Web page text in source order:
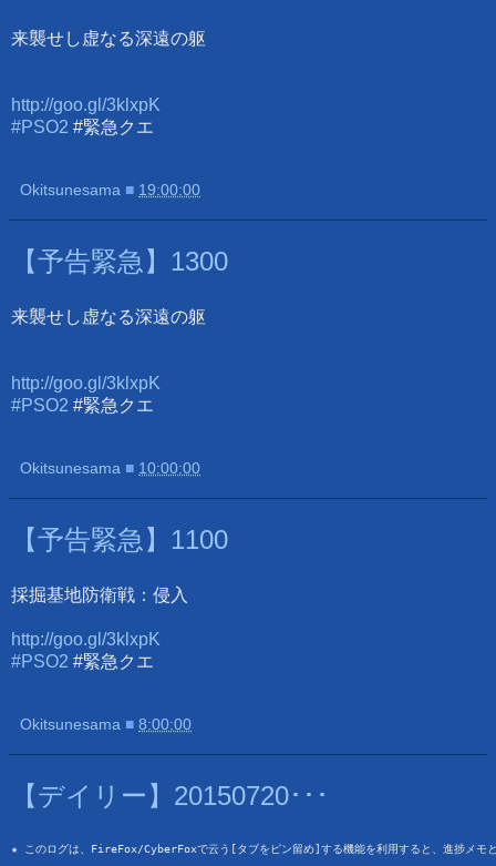
来襲せし虚なる深遠の躯
http://goo.gl/3klxpK
#PSO2 #緊急クエ
Okitsunesama ■ 19:00:00
【予告緊急】1300
来襲せし虚なる深遠の躯
http://goo.gl/3klxpK
#PSO2 #緊急クエ
Okitsunesama ■ 10:00:00
【予告緊急】1100
採掘基地防衛戦：侵入
http://goo.gl/3klxpK
#PSO2 #緊急クエ
Okitsunesama ■ 8:00:00
【デイリー】20150720･･･
★ このログは、FireFox/CyberFoxで云う[タブをピン留め]する機能を利用すると、進捗メモ